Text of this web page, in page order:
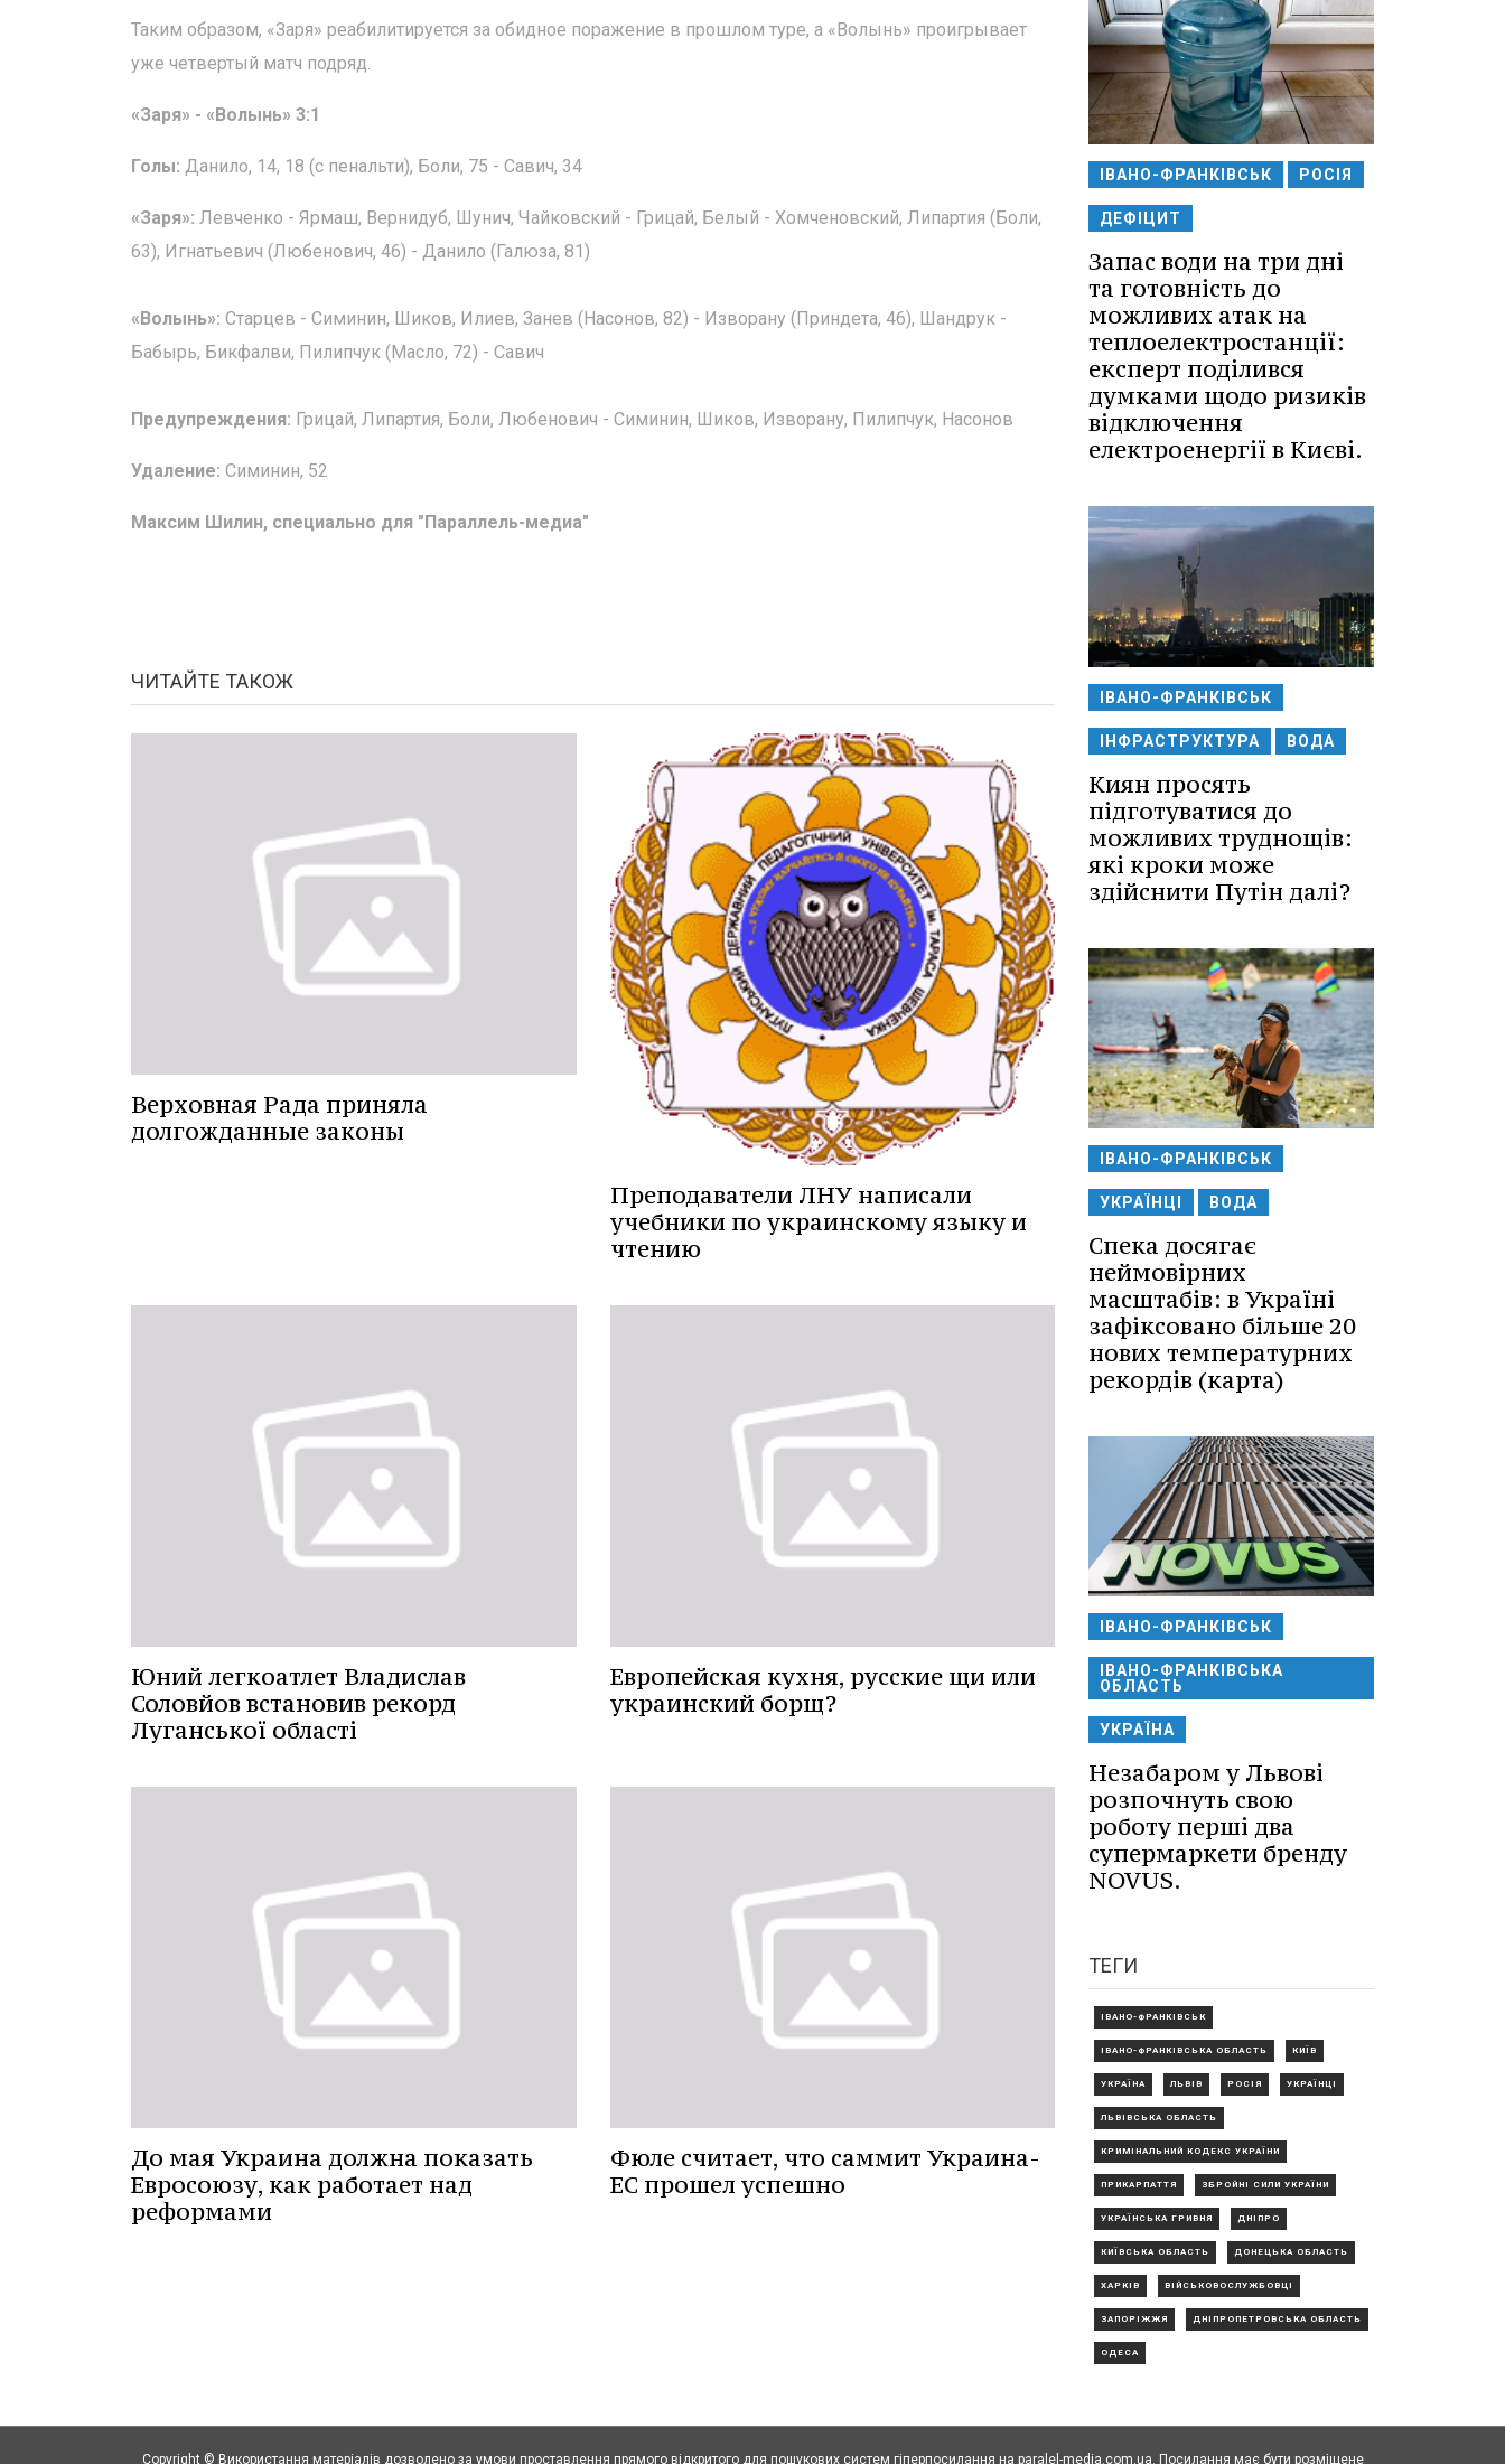
Таким образом, «Заря» реабилитируется за обидное поражение в прошлом туре, а «Волынь» проигрывает
уже четвертый матч подряд.
«Заря» - «Волынь» 3:1
Голы: Данило, 14, 18 (с пенальти), Боли, 75 - Савич, 34
«Заря»: Левченко - Ярмаш, Вернидуб, Шунич, Чайковский - Грицай, Белый - Хомченовский, Липартия (Боли,
63), Игнатьевич (Любенович, 46) - Данило (Галюза, 81)
«Волынь»: Старцев - Симинин, Шиков, Илиев, Занев (Насонов, 82) - Изворану (Приндета, 46), Шандрук -
Бабырь, Бикфалви, Пилипчук (Масло, 72) - Савич
Предупреждения: Грицай, Липартия, Боли, Любенович - Симинин, Шиков, Изворану, Пилипчук, Насонов
Удаление: Симинин, 52
Максим Шилин, специально для "Параллель-медиа"
ЧИТАЙТЕ ТАКОЖ
Верховная Рада приняла
долгожданные законы
Преподаватели ЛНУ написали
учебники по украинскому языку и
чтению
Юний легкоатлет Владислав
Соловйов встановив рекорд
Луганської області
Европейская кухня, русские щи или
украинский борщ?
До мая Украина должна показать
Евросоюзу, как работает над
реформами
Фюле считает, что саммит Украина-
ЕС прошел успешно
ІВАНО-ФРАНКІВСЬК РОСІЯ
ДЕФІЦИТ
Запас води на три дні
та готовність до
можливих атак на
теплоелектростанції:
експерт поділився
думками щодо ризиків
відключення
електроенергії в Києві.
ІВАНО-ФРАНКІВСЬК
ІНФРАСТРУКТУРА ВОДА
Киян просять
підготуватися до
можливих труднощів:
які кроки може
здійснити Путін далі?
ІВАНО-ФРАНКІВСЬК
УКРАЇНЦІ ВОДА
Спека досягає
неймовірних
масштабів: в Україні
зафіксовано більше 20
нових температурних
рекордів (карта)
ІВАНО-ФРАНКІВСЬК
ІВАНО-ФРАНКІВСЬКА
ОБЛАСТЬ
УКРАЇНА
Незабаром у Львові
розпочнуть свою
роботу перші два
супермаркети бренду
NOVUS.
ТЕГИ
ІВАНО-ФРАНКІВСЬК
ІВАНО-ФРАНКІВСЬКА ОБЛАСТЬ КИЇВ
УКРАЇНА ЛЬВІВ РОСІЯ УКРАЇНЦІ
ЛЬВІВСЬКА ОБЛАСТЬ
КРИМІНАЛЬНИЙ КОДЕКС УКРАЇНИ
ПРИКАРПАТТЯ ЗБРОЙНІ СИЛИ УКРАЇНИ
УКРАЇНСЬКА ГРИВНЯ ДНІПРО
КИЇВСЬКА ОБЛАСТЬ ДОНЕЦЬКА ОБЛАСТЬ
ХАРКІВ ВІЙСЬКОВОСЛУЖБОВЦІ
ЗАПОРІЖЖЯ ДНІПРОПЕТРОВСЬКА ОБЛАСТЬ
ОДЕСА
Copyright © Використання матеріалів дозволено за умови проставлення прямого відкритого для пошукових систем гіперпосилання на paralel-media.com.ua. Посилання має бути розміщене